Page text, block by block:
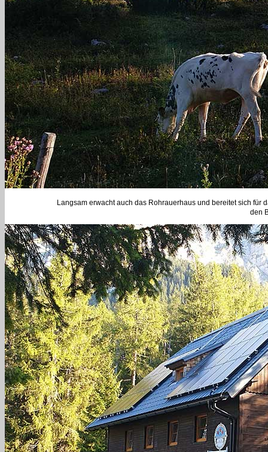
Langsam erwacht auch das Rohrauerhaus und bereitet sich für
den